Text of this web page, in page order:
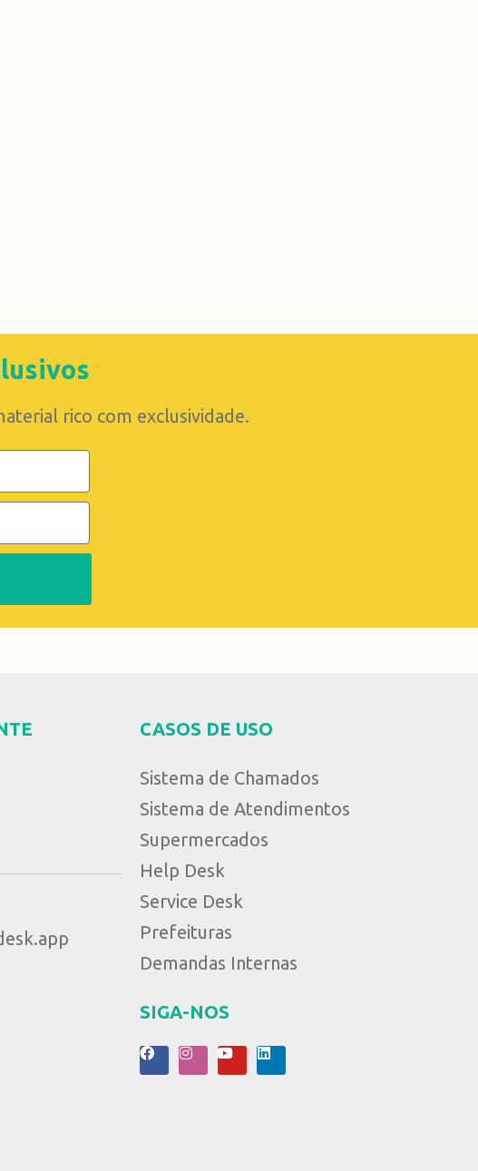
rico com exclusividade.
CASOS DE USO
Sistema de Chamados
Sistema de Atendimentos
Supermercados
Help Desk
Service Desk
Prefeituras
Demandas Internas
SIGA-NOS